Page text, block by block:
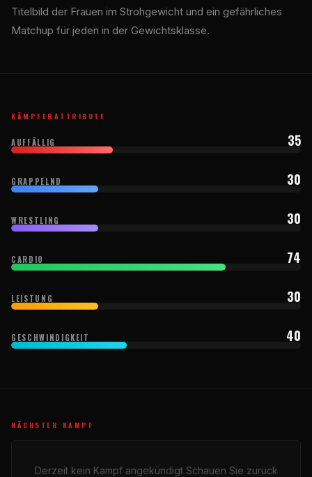
Titelbild der Frauen im Strohgewicht und ein gefährliches
Matchup für jeden in der Gewichtsklasse.
KÄMPFERATTRIBUTE
AUFFÄLLIG 35
GRAPPELND 30
WRESTLING 30
CARDIO 74
LEISTUNG 30
GESCHWINDIGKEIT 40
NÄCHSTER KAMPF
Derzeit kein Kampf angekündigt Schauen Sie zurück